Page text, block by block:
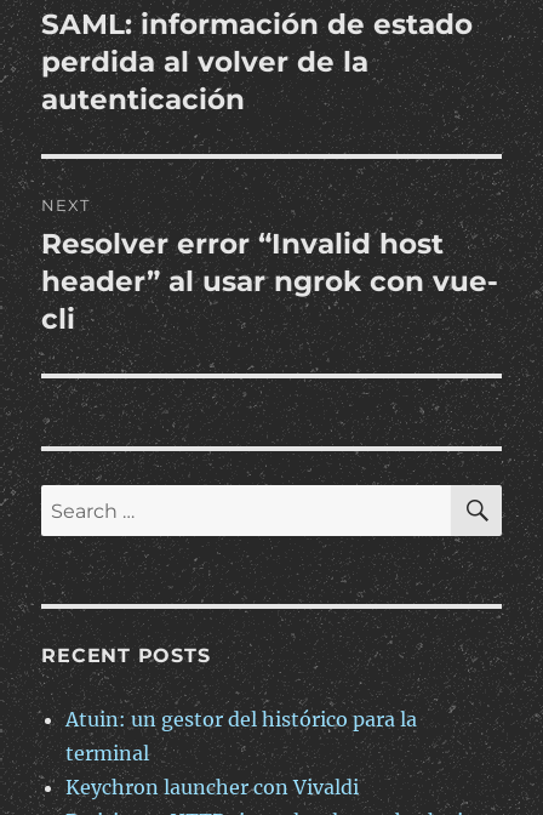
navigation
Previous
post:
SAML: información de estado
perdida al volver de la
autenticación
NEXT
Next
post:
Resolver error “Invalid host
header” al usar ngrok con vue-
cli
Search
for:
RECENT POSTS
Atuin: un gestor del histórico para la
terminal
Keychron launcher con Vivaldi